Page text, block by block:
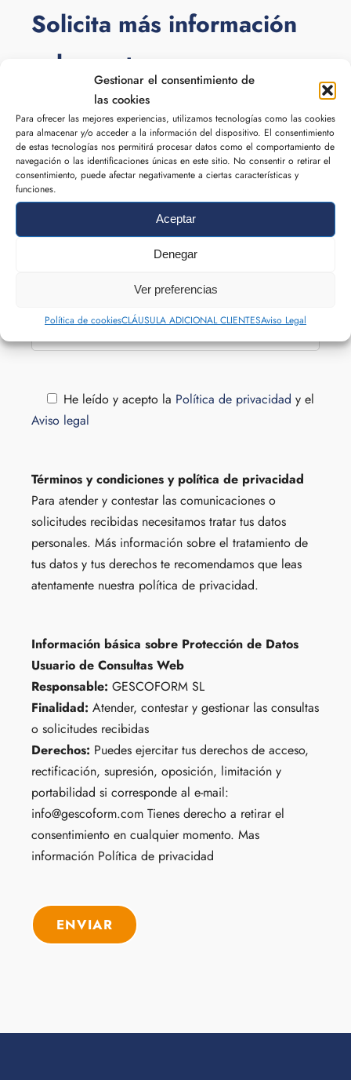
Gestionar el consentimiento de
las cookies
Para ofrecer las mejores experiencias, utilizamos tecnologías como las cookies
para almacenar y/o acceder a la información del dispositivo. El consentimiento
de estas tecnologías nos permitirá procesar datos como el comportamiento de
navegación o las identificaciones únicas en este sitio. No consentir o retirar el
consentimiento, puede afectar negativamente a ciertas características y
funciones.
Aceptar
Denegar
Ver preferencias
Política de cookiesCLÁUSULA ADICIONAL CLIENTESAviso Legal
Solicita más información
sobre este curso
CORREO ELECTRÓNICO
He leído y acepto la Política de privacidad y el
Aviso legal
Términos y condiciones y política de privacidad
Para atender y contestar las comunicaciones o
solicitudes recibidas necesitamos tratar tus datos
personales. Más información sobre el tratamiento de
tus datos y tus derechos te recomendamos que leas
atentamente nuestra política de privacidad.
Información básica sobre Protección de Datos
Usuario de Consultas Web
Responsable: GESCOFORM SL
Finalidad: Atender, contestar y gestionar las consultas
o solicitudes recibidas
Derechos: Puedes ejercitar tus derechos de acceso,
rectificación, supresión, oposición, limitación y
portabilidad si corresponde al e-mail:
info@gescoform.com Tienes derecho a retirar el
consentimiento en cualquier momento. Mas
información Política de privacidad